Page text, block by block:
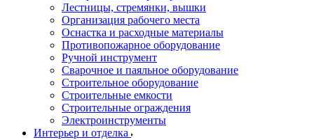
Лестницы, стремянки, вышки
Организация рабочего места
Оснастка и расходные материалы
Противопожарное оборудование
Ручной инструмент
Сварочное и паяльное оборудование
Строительное оборудование
Строительные емкости
Строительные ограждения
Электроинструменты
Интерьер и отделка